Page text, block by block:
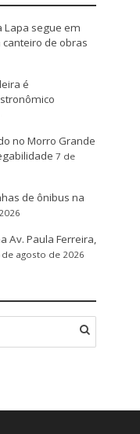
Lapa segue em
de obras
é
no Morro Grande
7 de
de ônibus na
Av. Paula Ferreira,
de agosto de 2026